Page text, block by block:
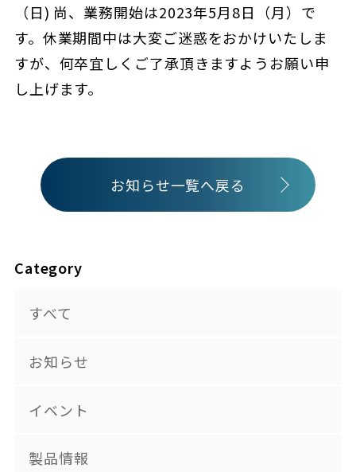
（日) 尚、業務開始は2023年5月8日（月）で
す。休業期間中は大変ご迷惑をおかけいたしま
すが、何卒宜しくご了承頂きますようお願い申
し上げます。
お知らせ一覧へ戻る
Category
すべて
お知らせ
イベント
製品情報